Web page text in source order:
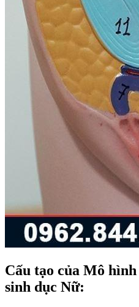
Cấu tạo của Mô
sinh dục Nữ: